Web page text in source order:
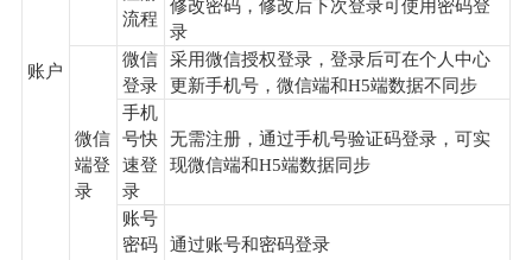
账户
流程
修改密码，修改后下次登录可使用密码登
录
微信
端登
录
微信
登录
采用微信授权登录，登录后可在个人中心
更新手机号，微信端和H5端数据不同步
手机
号快
速登
录
无需注册，通过手机号验证码登录，可实
现微信端和H5端数据同步
账号
密码
通过账号和密码登录